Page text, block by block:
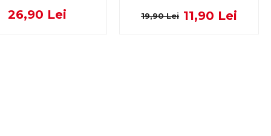
26,90 Lei 11,90 Lei
19,90 Lei